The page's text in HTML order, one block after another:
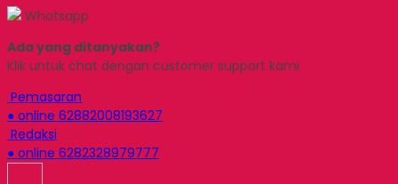
Whatsapp
Ada yang ditanyakan?
Klik untuk chat dengan customer support kami
Pemasaran
● online 62882008193627
Redaksi
● online 6282328979777